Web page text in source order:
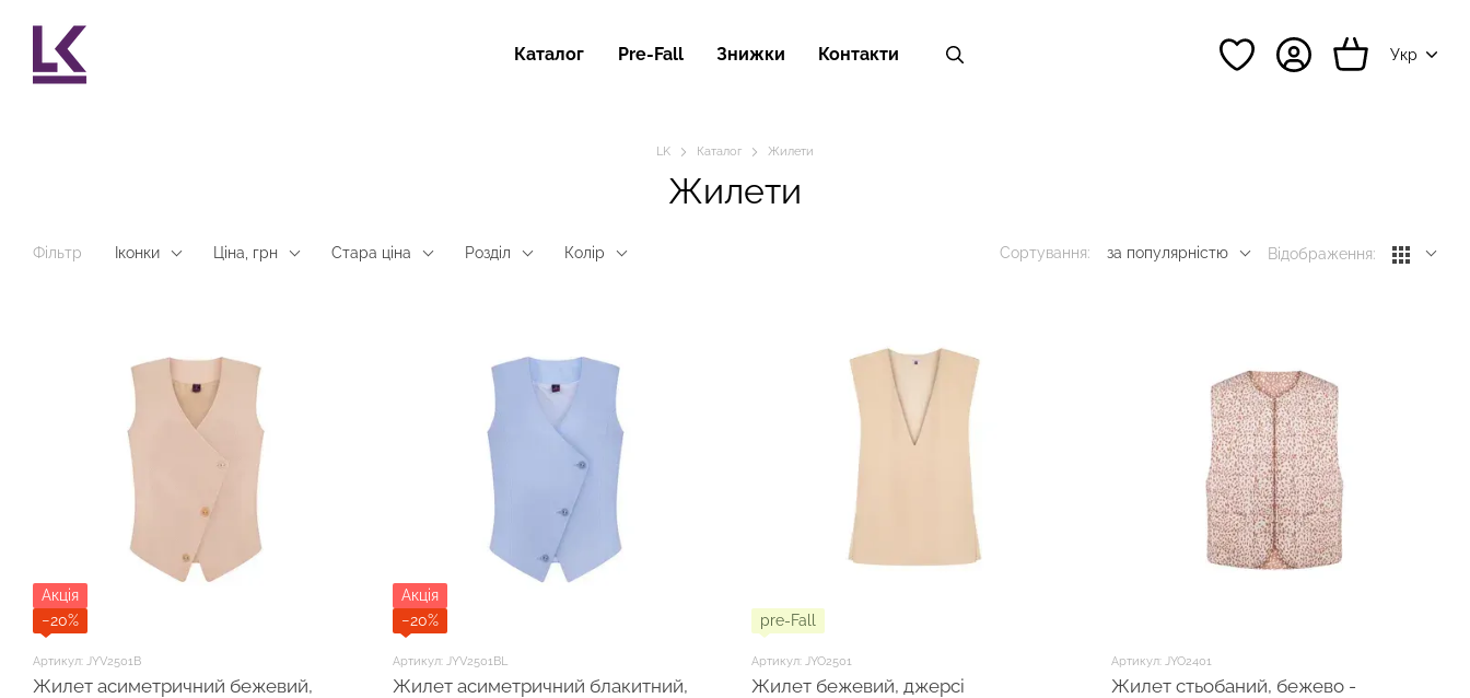
Каталог Pre-Fall Знижки Контакти Укр
LK Каталог Жилети
Жилети
Фільтр Іконки Ціна, грн Стара ціна Розділ Колір Сортування: за популярністю Відображення:
Акція
−20%
Артикул: JYV2501B
Жилет асиметричний бежевий,
Акція
−20%
Артикул: JYV2501BL
Жилет асиметричний блакитний,
pre-Fall
Артикул: JYO2501
Жилет бежевий, джерсі
Артикул: JYO2401
Жилет стьобаний, бежево -